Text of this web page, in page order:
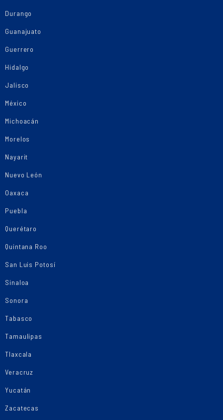
Durango
Guanajuato
Guerrero
Hidalgo
Jalisco
México
Michoacán
Morelos
Nayarit
Nuevo León
Oaxaca
Puebla
Querétaro
Quintana Roo
San Luis Potosí
Sinaloa
Sonora
Tabasco
Tamaulipas
Tlaxcala
Veracruz
Yucatán
Zacatecas